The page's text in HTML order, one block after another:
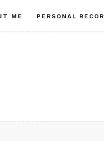
ME PERSONAL